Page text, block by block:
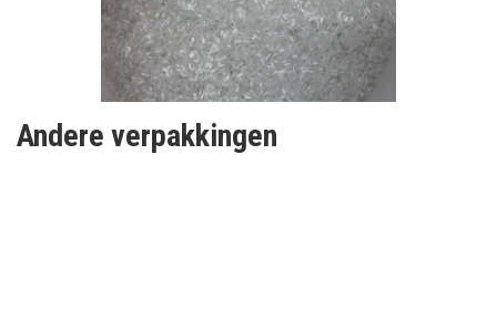
Andere verpakkingen